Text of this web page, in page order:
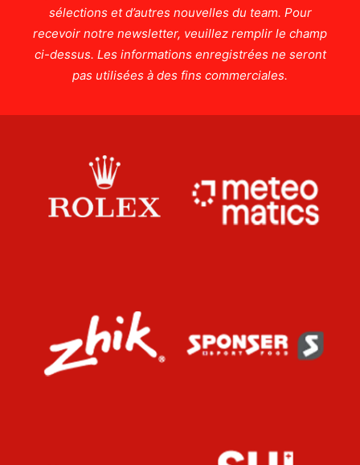
sélections et d’autres nouvelles du team. Pour
recevoir notre newsletter, veuillez remplir le champ
ci-dessus. Les informations enregistrées ne seront
pas utilisées à des fins commerciales.